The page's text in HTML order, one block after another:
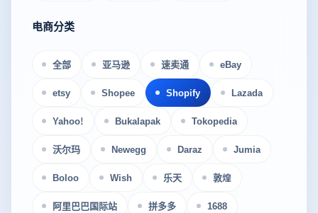
电商分类
全部 亚马逊 速卖通 eBay
etsy Shopee Shopify Lazada
Yahoo! Bukalapak Tokopedia
沃尔玛 Newegg Daraz Jumia
Boloo Wish 乐天 敦煌
阿里巴巴国际站 拼多多 1688